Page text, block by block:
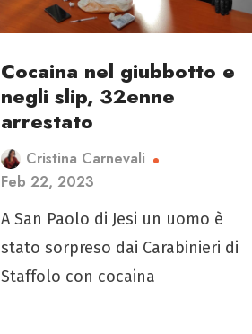
Cocaina nel giubbotto e
negli slip, 32enne
arrestato
Cristina Carnevali
Feb 22, 2023
A San Paolo di Jesi un uomo è
stato sorpreso dai Carabinieri di
Staffolo con cocaina